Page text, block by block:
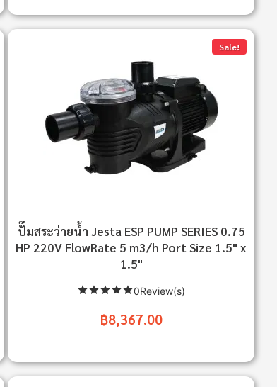
Sale!
ปั๊มสระว่ายน้ำ Jesta ESP PUMP SERIES 0.75
HP 220V FlowRate 5 m3/h Port Size 1.5" x
1.5"
0Review(s)
฿8,367.00